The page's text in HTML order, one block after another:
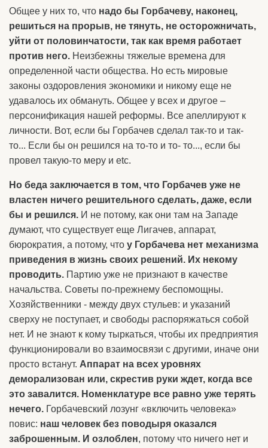
Общее у них то, что надо бы Горбачеву, наконец,
решиться на прорыв, не тянуть, не осторожничать,
уйти от половинчатости, так как время работает
против него. Неизбежны тяжелые времена для
определенной части общества. Но есть мировые
законы оздоровления экономики и никому еще не
удавалось их обмануть. Общее у всех и другое –
персонификация нашей реформы. Все апеллируют к
личности. Вот, если бы Горбачев сделал так-то и так-
то... Если бы он решился на то-то и то- то..., если бы
провел такую-то меру и etc.
Но беда заключается в том, что Горбачев уже не
властен ничего решительного сделать, даже, если
бы и решился. И не потому, как они там на Западе
думают, что существует еще Лигачев, аппарат,
бюрократия, а потому, что у Горбачева нет механизма
приведения в жизнь своих решений. Их некому
проводить. Партию уже не признают в качестве
начальства. Советы по-прежнему беспомощны.
Хозяйственники - между двух стульев: и указаний
сверху не поступает, и свободы распоряжаться собой
нет. И не знают к кому тыркаться, чтобы их предприятия
функционировали во взаимосвязи с другими, иначе они
просто встанут. Аппарат на всех уровнях
деморализован или, скрестив руки ждет, когда все
это завалится. Номенклатуре все равно уже терять
нечего. Горбачевский лозунг «включить человека»
повис: наш человек без поводыря оказался
заброшенным. И озлоблен, потому что ничего нет и